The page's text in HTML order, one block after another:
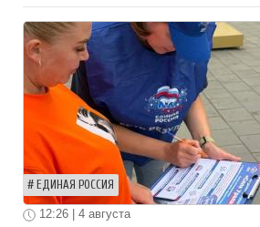
ЕДИНАЯ РОССИЯ
12:26 | 4 августа